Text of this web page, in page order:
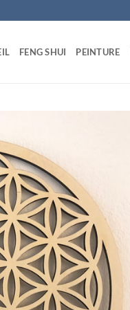
FENG SHUI PEINTURE